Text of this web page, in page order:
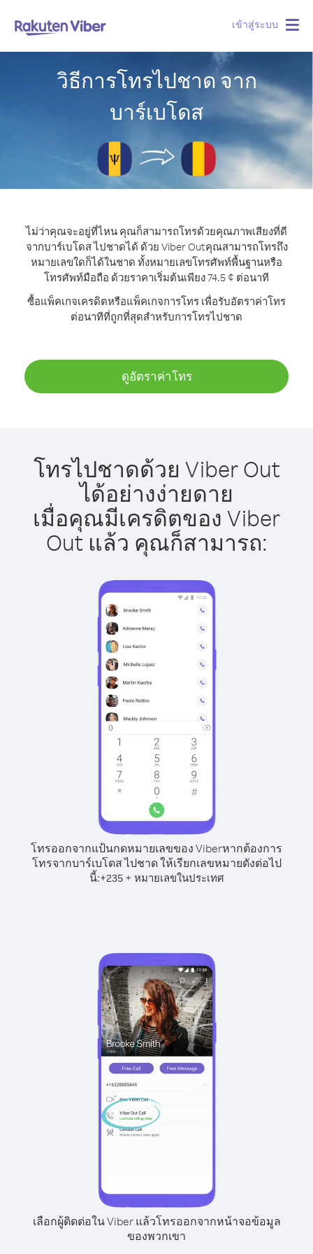
เข้าสู่ระบบ
วิธีการโทรไปชาด จาก
บาร์เบโดส
ไม่ว่าคุณจะอยู่ที่ไหน คุณก็สามารถโทรด้วยคุณภาพเสียงที่ดี
จากบาร์เบโดส ไปชาดได้ ด้วย Viber Outคุณสามารถโทรถึง
หมายเลขใดก็ได้ในชาด ทั้งหมายเลขโทรศัพท์พื้นฐานหรือ
โทรศัพท์มือถือ ด้วยราคาเริ่มต้นเพียง 74.5 ¢ ต่อนาที
ซื้อแพ็คเกจเครดิตหรือแพ็คเกจการโทร เพื่อรับอัตราค่าโทร
ต่อนาทีที่ถูกที่สุดสำหรับการโทรไปชาด
ดูอัตราค่าโทร
โทรไปชาดด้วย Viber Out
ได้อย่างง่ายดาย
เมื่อคุณมีเครดิตของ Viber
Out แล้ว คุณก็สามารถ:
โทรออกจากแป้นกดหมายเลขของ Viberหากต้องการ
โทรจากบาร์เบโดส ไปชาด ให้เรียกเลขหมายดังต่อไป
นี้:+235+ หมายเลขในประเทศ
เลือกผู้ติดต่อใน Viber แล้วโทรออกจากหน้าจอข้อมูล
ของพวกเขา